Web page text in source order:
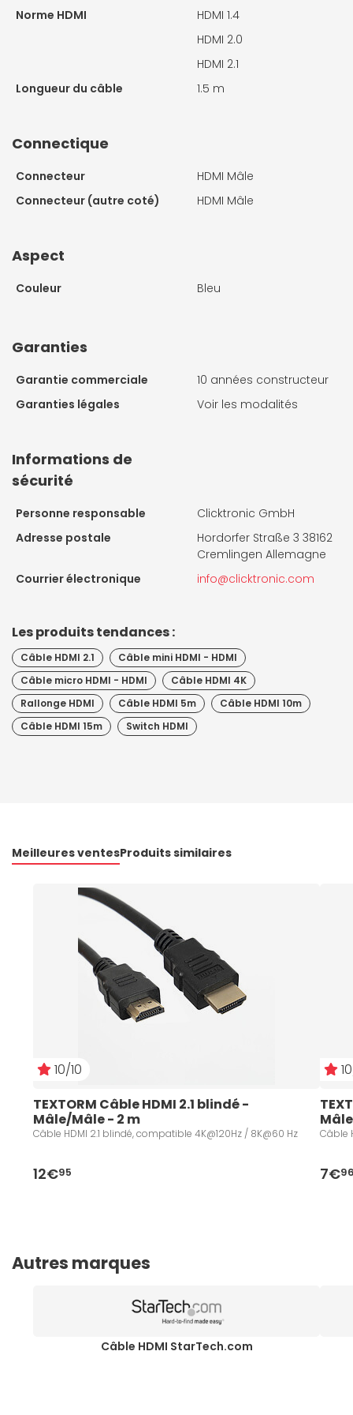
Norme HDMI
HDMI 1.4
HDMI 2.0
HDMI 2.1
Longueur du câble
1.5 m
Connectique
Connecteur
HDMI Mâle
Connecteur (autre coté)
HDMI Mâle
Aspect
Couleur Bleu
Garanties
Garantie commerciale
10 années constructeur
Garanties légales
Voir les modalités
Informations de
sécurité
Personne responsable
Clicktronic GmbH
Adresse postale
Hordorfer Straße 3 38162
Cremlingen Allemagne
Courrier électronique
info@clicktronic.com
Les produits tendances :
Câble HDMI 2.1
Câble mini HDMI - HDMI
Câble micro HDMI - HDMI
Câble HDMI 4K
Rallonge HDMI
Câble HDMI 5m
Câble HDMI 10m
Câble HDMI 15m
Switch HDMI
Meilleures ventesProduits similaires
10/10
TEXTORM Câble HDMI 2.1 blindé -
Mâle/Mâle - 2 m
Câble HDMI 2.1 blindé, compatible 4K@120Hz / 8K@60 Hz
12€95
Câble
7€
Autres marques
Câble HDMI StarTech.com